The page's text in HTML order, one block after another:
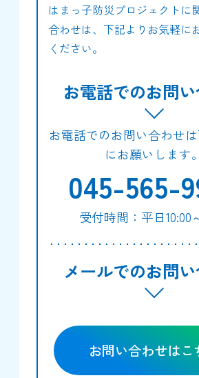
はまっ子防災プロジェクトに
合わせは、下記よりお気軽に
ください。
お電話でのお問
お電話でのお問い合わせ
にお願いします。
045-565-
受付時間：平日10:00
メールでのお問
お問い合わせはこ